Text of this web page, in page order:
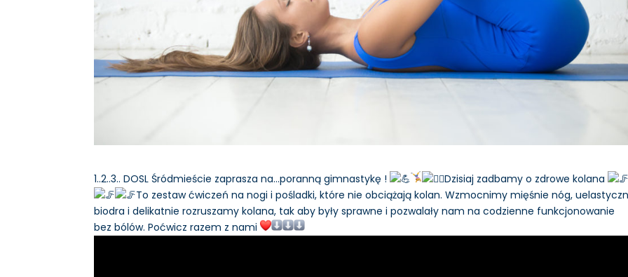
1..2..3.. DOSL Śródmieście zaprasza na…poranną gimnastykę !
Dzisiaj zadbamy o zdrowe kolana
To zestaw ćwiczeń na nogi i pośladki, które nie obciążają kolan. Wzmocnimy mięśnie nóg,
biodra i delikatnie rozruszamy kolana, tak aby były sprawne i pozwalały nam na codzienne funkcjonowanie
bez bólów. Poćwicz razem z nami